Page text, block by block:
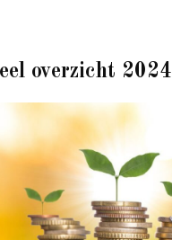
overzicht 2024